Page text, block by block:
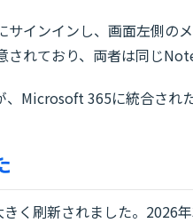
インインし、画面左側の
れており、両者は同じ
Microsoft 365に統合された
く刷新されました。2026